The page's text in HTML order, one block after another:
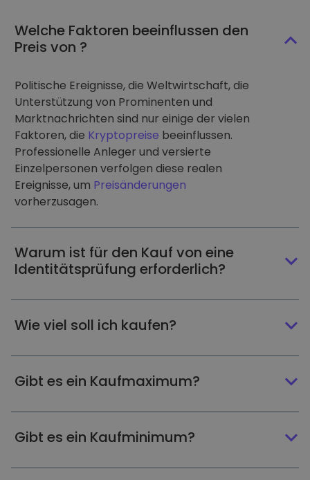
Welche Faktoren beeinflussen den
Preis von ?
Politische Ereignisse, die Weltwirtschaft, die
Unterstützung von Prominenten und
Marktnachrichten sind nur einige der vielen
Faktoren, die Kryptopreise beeinflussen.
Professionelle Anleger und versierte
Einzelpersonen verfolgen diese realen
Ereignisse, um Preisänderungen
vorherzusagen.
Warum ist für den Kauf von eine
Identitätsprüfung erforderlich?
Wie viel soll ich kaufen?
Gibt es ein Kaufmaximum?
Gibt es ein Kaufminimum?